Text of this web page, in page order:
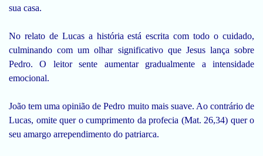
sua casa.
No relato de Lucas a história está escrita com todo o cuidado,
culminando com um olhar significativo que Jesus lança sobre
Pedro. O leitor sente aumentar gradualmente a intensidade
emocional.
João tem uma opinião de Pedro muito mais suave. Ao contrário de
Lucas, omite quer o cumprimento da profecia (Mat. 26,34) quer o
seu amargo arrependimento do patriarca.